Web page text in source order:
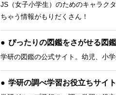
JS（女子小学生）のためのキャラク
ちゃう情報がもりだくさん！
ぴったりの図鑑をさがせる図
学研の図鑑の公式サイト。幼児、小
学研の調べ学習お役立ちサイ